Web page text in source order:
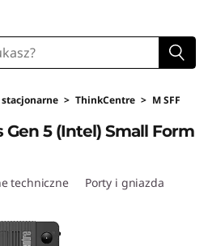
> ThinkCentre > M SFF
5 (Intel) Small Form
techniczne Porty i gniazda